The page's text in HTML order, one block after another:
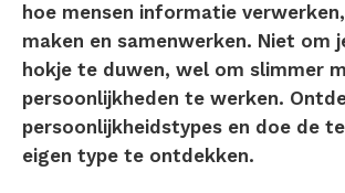
hoe mensen informatie
maken en samenwerken. Niet om
hokje te duwen, wel om slimmer
persoonlijkheden te werken.
persoonlijkheidstypes en doe de
eigen type te ontdekken.